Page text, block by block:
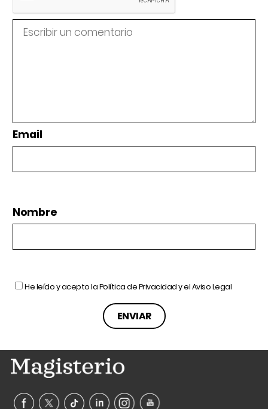
Email
Nombre
He leído y acepto laPolítica de Privacidady elAviso Legal